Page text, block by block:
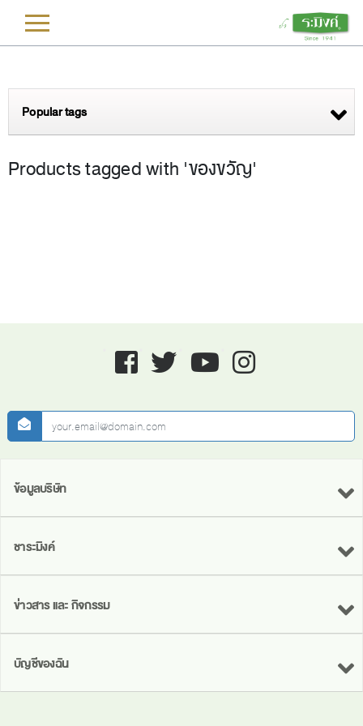
Popular tags
Products tagged with 'ของขวัญ'
Facebook twitter youtube instagram
newsletter
ข้อมูลบริษัท
ชาระมิงค์
ข่าวสาร และ กิจกรรม
บัญชีของฉัน